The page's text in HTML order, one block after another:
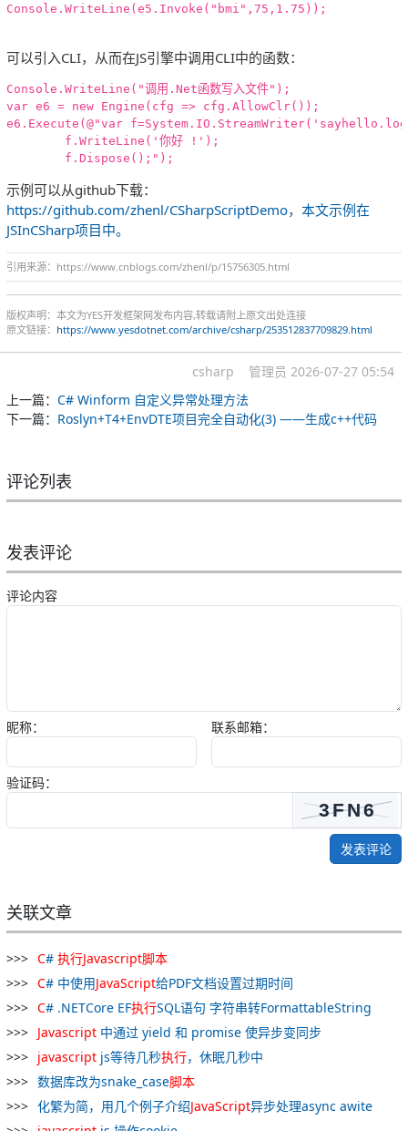
Console.WriteLine(e5.Invoke("bmi",75,1.75));
可以引入CLI，从而在JS引擎中调用CLI中的函数：
Console.WriteLine("调用.Net函数写入文件");
var e6 = new Engine(cfg => cfg.AllowClr());
e6.Execute(@"var
        f.WriteLine('你好 !');
示例可以从github下载：
https://github.com/zhenl/CSharpScriptDemo，本文示例在
JSInCSharp项目中。
引用来源：https://www.cnblogs.com/zhenl/p/15756305.html
版权声明：本文为YES开发框架网发布内容,转载请附上原文出处连接
原文链接： https://www.yesdotnet.com/archive/csharp/253512837709829.html
csharp 管理员 2026-07-27 05:54
上一篇： C# Winform 自定义异常处理方法
下一篇： Roslyn+T4+EnvDTE项目完全自动化(3) ——生成c++代码
评论列表
发表评论
评论内容
昵称： 联系邮箱：
验证码：
发表评论
关联文章
C# 执行Javascript脚本
C# 中使用JavaScript给PDF文档设置过期时间
C# .NETCore EF执行SQL语句 字符串转FormattableString
Javascript 中通过 yield 和 promise 使异步变同步
javascript js等待几秒执行，休眠几秒中
数据库改为snake_case脚本
化繁为简，用几个例子介绍JavaScript异步处理async awite